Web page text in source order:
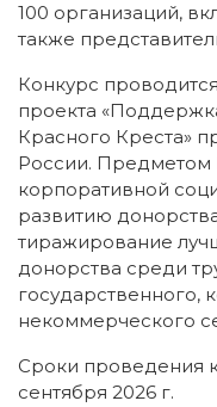
100 организаций,
также
Конкурс
проекта
Красного Креста»
России. Предметом
корпоративной
развитию
тиражирование
донорства среди
государственного,
некоммерческого
Сроки проведения
сентября 2026 г.